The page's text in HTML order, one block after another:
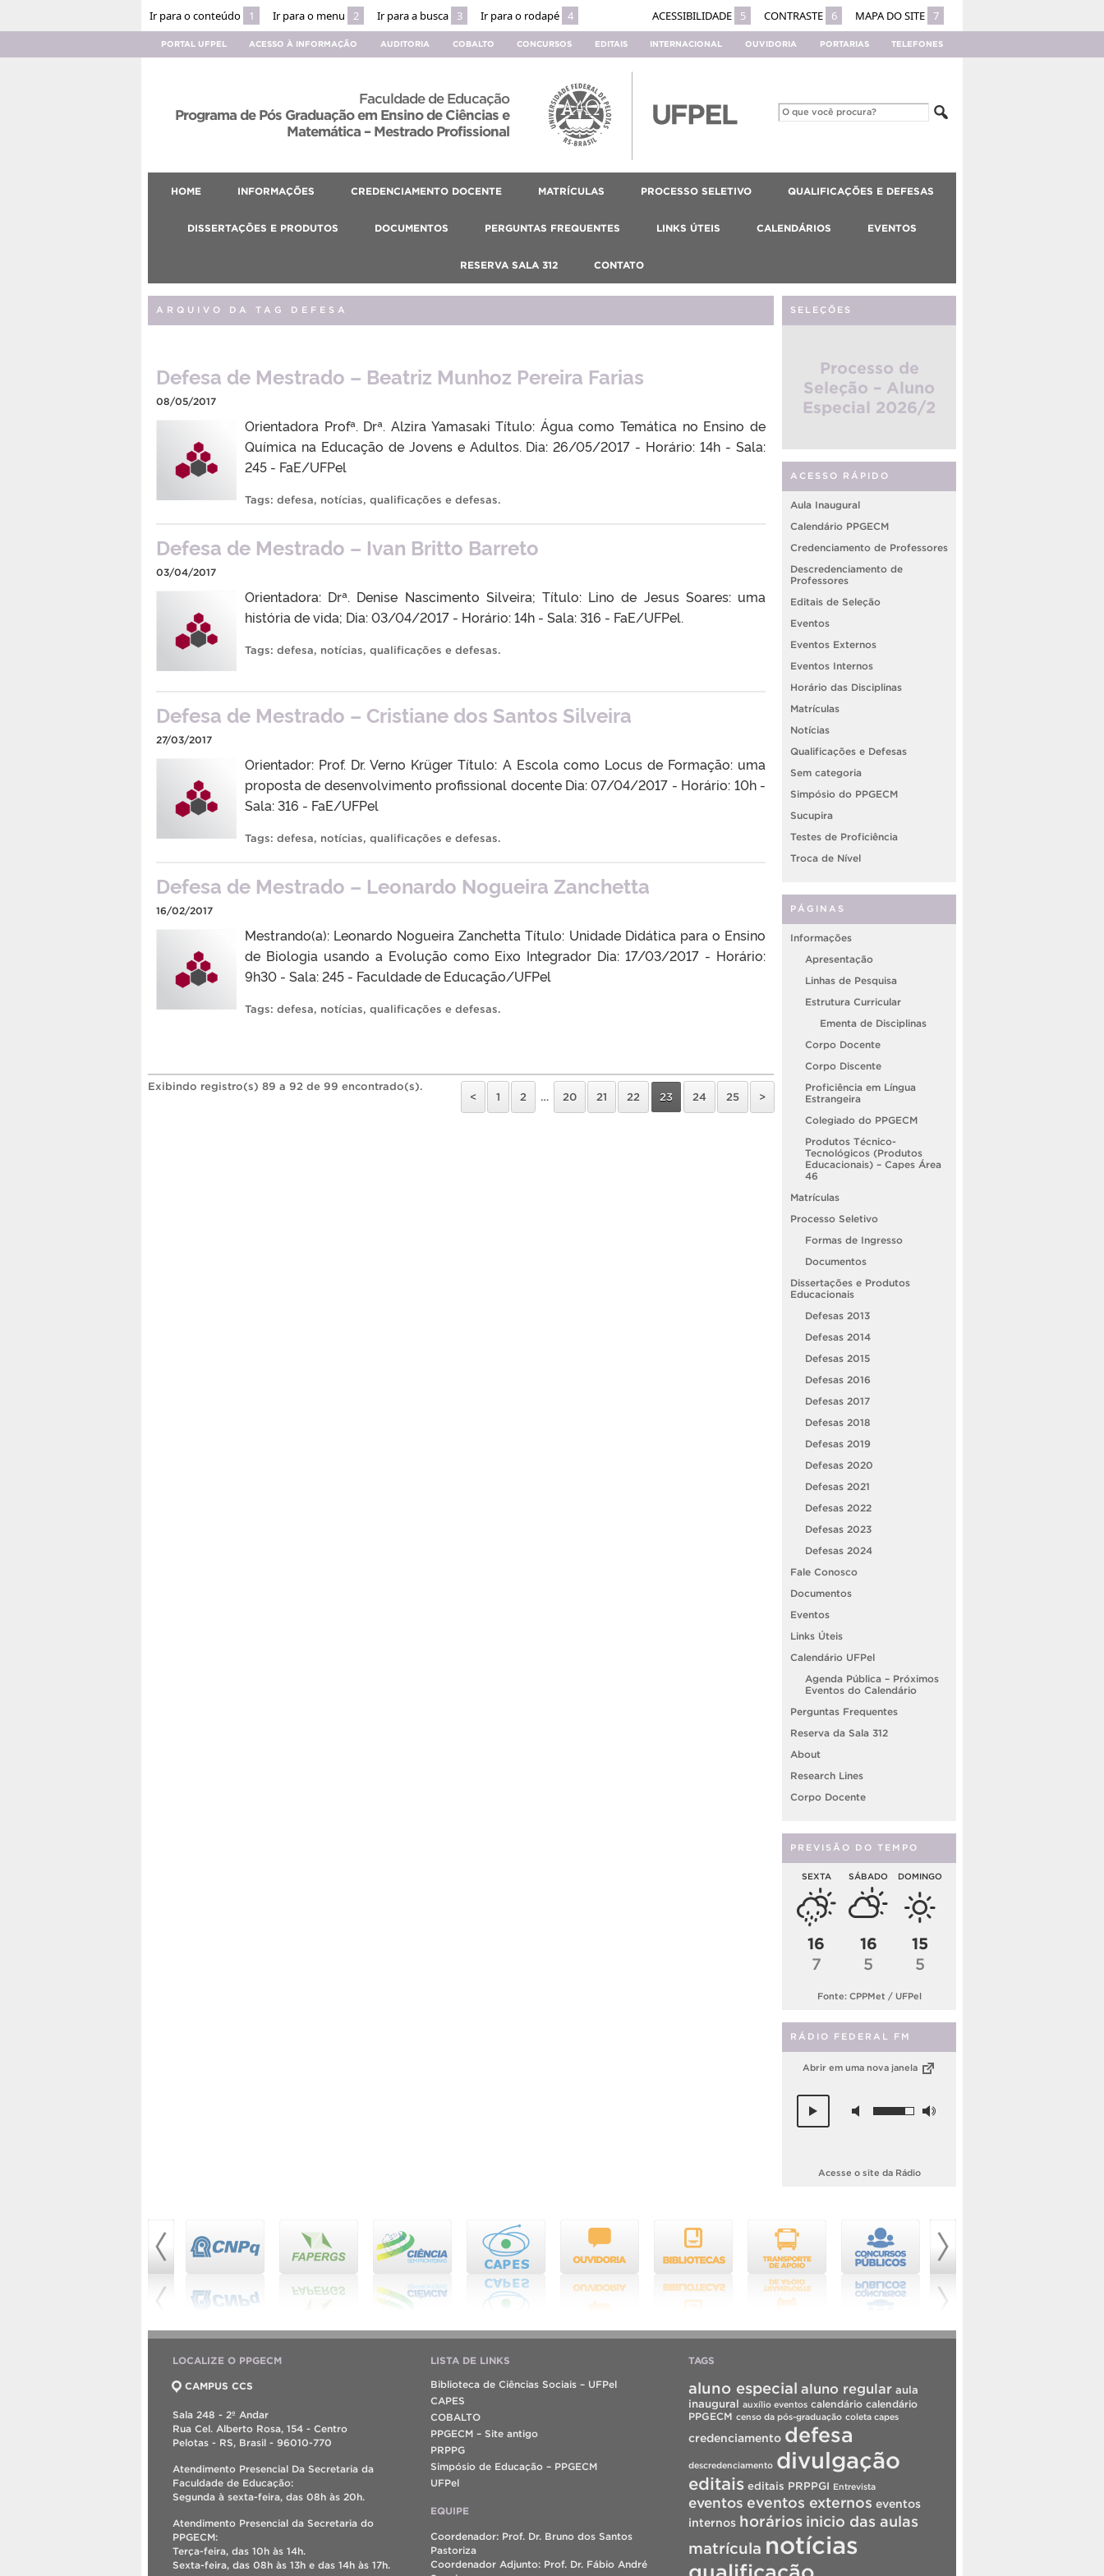
Ir para o conteúdo 1 Ir para o menu 2 Ir para a busca 3 Ir para o rodapé 4 ACESSIBILIDADE 5 CONTRASTE 6 MAPA DO SITE 7
PORTAL UFPEL ACESSO À INFORMAÇÃO AUDITORIA COBALTO CONCURSOS EDITAIS INTERNACIONAL OUVIDORIA PORTARIAS TELEFONES
Faculdade de Educação
Programa de Pós Graduação em Ensino de Ciências e
Matemática – Mestrado Profissional
HOME INFORMAÇÕES CREDENCIAMENTO DOCENTE MATRÍCULAS PROCESSO SELETIVO QUALIFICAÇÕES E DEFESAS
DISSERTAÇÕES E PRODUTOS DOCUMENTOS PERGUNTAS FREQUENTES LINKS ÚTEIS CALENDÁRIOS EVENTOS
RESERVA SALA 312 CONTATO
ARQUIVO DA TAG DEFESA
Defesa de Mestrado – Beatriz Munhoz Pereira Farias
08/05/2017
Orientadora Profª. Drª. Alzira Yamasaki Título: Água como Temática no Ensino de
Química na Educação de Jovens e Adultos. Dia: 26/05/2017 - Horário: 14h - Sala:
245 - FaE/UFPel
Tags: defesa, notícias, qualificações e defesas.
Defesa de Mestrado – Ivan Britto Barreto
03/04/2017
Orientadora: Drª. Denise Nascimento Silveira; Título: Lino de Jesus Soares: uma
história de vida; Dia: 03/04/2017 - Horário: 14h - Sala: 316 - FaE/UFPel.
Tags: defesa, notícias, qualificações e defesas.
Defesa de Mestrado – Cristiane dos Santos Silveira
27/03/2017
Orientador: Prof. Dr. Verno Krüger Título: A Escola como Locus de Formação: uma
proposta de desenvolvimento profissional docente Dia: 07/04/2017 - Horário: 10h -
Sala: 316 - FaE/UFPel
Tags: defesa, notícias, qualificações e defesas.
Defesa de Mestrado – Leonardo Nogueira Zanchetta
16/02/2017
Mestrando(a): Leonardo Nogueira Zanchetta Título: Unidade Didática para o Ensino
de Biologia usando a Evolução como Eixo Integrador Dia: 17/03/2017 - Horário:
9h30 - Sala: 245 - Faculdade de Educação/UFPel
Tags: defesa, notícias, qualificações e defesas.
Exibindo registro(s) 89 a 92 de 99 encontrado(s).
<
1 2 … 20 21 22 23 24 25 >
SELEÇÕES
Processo de
Seleção – Aluno
Especial 2026/2
ACESSO RÁPIDO
Aula Inaugural
Calendário PPGECM
Credenciamento de Professores
Descredenciamento de
Professores
Editais de Seleção
Eventos
Eventos Externos
Eventos Internos
Horário das Disciplinas
Matrículas
Notícias
Qualificações e Defesas
Sem categoria
Simpósio do PPGECM
Sucupira
Testes de Proficiência
Troca de Nível
PÁGINAS
Informações
Apresentação
Linhas de Pesquisa
Estrutura Curricular
Ementa de Disciplinas
Corpo Docente
Corpo Discente
Proficiência em Língua
Estrangeira
Colegiado do PPGECM
Produtos Técnico-
Tecnológicos (Produtos
Educacionais) – Capes Área
46
Matrículas
Processo Seletivo
Formas de Ingresso
Documentos
Dissertações e Produtos
Educacionais
Defesas 2013
Defesas 2014
Defesas 2015
Defesas 2016
Defesas 2017
Defesas 2018
Defesas 2019
Defesas 2020
Defesas 2021
Defesas 2022
Defesas 2023
Defesas 2024
Fale Conosco
Documentos
Eventos
Links Úteis
Calendário UFPel
Agenda Pública – Próximos
Eventos do Calendário
Perguntas Frequentes
Reserva da Sala 312
About
Research Lines
Corpo Docente
PREVISÃO DO TEMPO
SEXTA
16
7
SÁBADO
16
5
DOMINGO
15
5
Fonte: CPPMet / UFPel
RÁDIO FEDERAL FM
Abrir em uma nova janela
Acesse o site da Rádio
LOCALIZE O PPGECM
CAMPUS CCS
Sala 248 - 2º Andar
Rua Cel. Alberto Rosa, 154 - Centro
Pelotas - RS, Brasil - 96010-770
Atendimento Presencial Da Secretaria da
Faculdade de Educação:
Segunda à sexta-feira, das 08h às 20h.
Atendimento Presencial da Secretaria do
PPGECM:
Terça-feira, das 10h às 14h.
Sexta-feira, das 08h às 13h e das 14h às 17h.
LISTA DE LINKS
Biblioteca de Ciências Sociais – UFPel
CAPES
COBALTO
PPGECM – Site antigo
PRPPG
Simpósio de Educação – PPGECM
UFPel
EQUIPE
Coordenador: Prof. Dr. Bruno dos Santos
Pastoriza
Coordenador Adjunto: Prof. Dr. Fábio André
TAGS
aluno especial aluno regular aula
inaugural auxílio eventos calendário calendário
PPGECM censo da pós-graduação coleta capes
credenciamento defesa
descredenciamento divulgação
editais editais PRPPGI Entrevista
eventos eventos externos eventos
internos horários inicio das aulas
matrícula notícias